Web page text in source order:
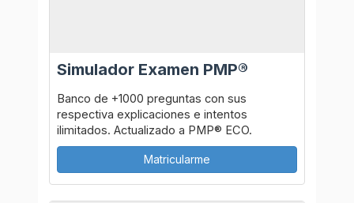
Simulador Examen PMP®
Banco de +1000 preguntas con sus
respectiva explicaciones e intentos
ilimitados. Actualizado a PMP® ECO.
Matricularme